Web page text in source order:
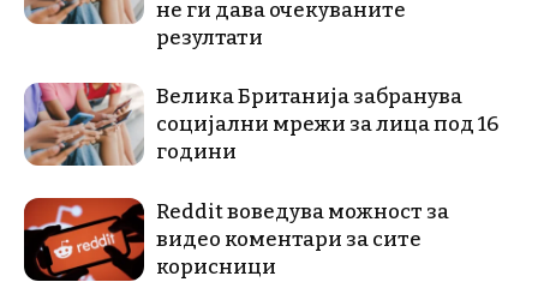
не ги дава очекуваните
резултати
Велика Британија забранува
социјални мрежи за лица под 16
години
Reddit воведува можност за
видео коментари за сите
корисници